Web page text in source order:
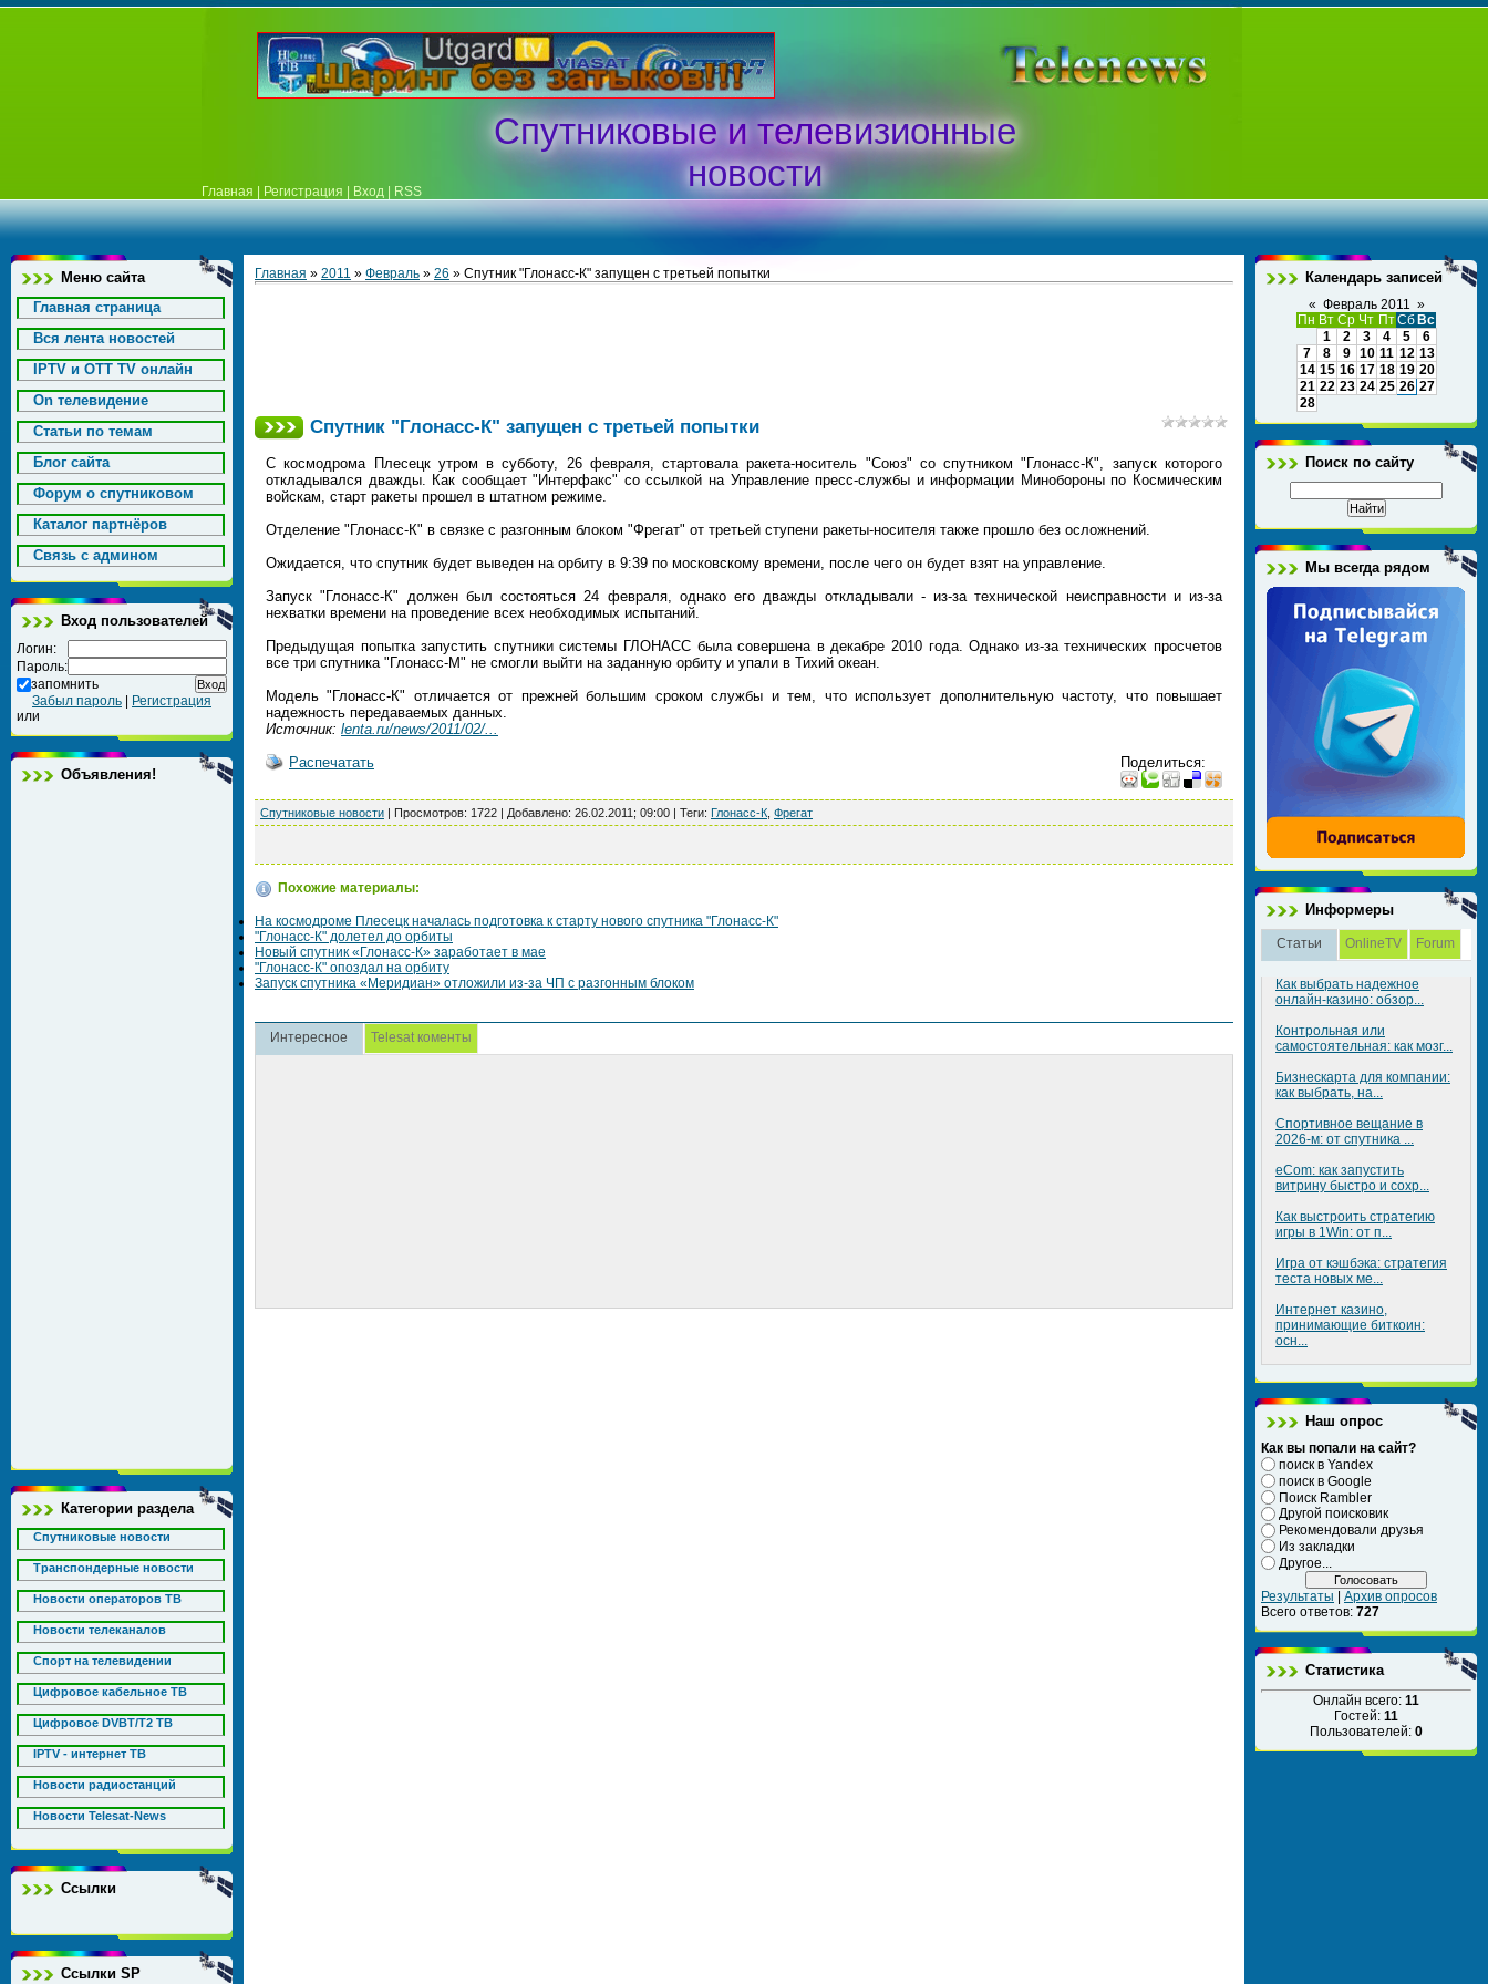
Спутниковые и телевизионные
новости
Главная Регистрация Вход RSS
Меню сайта
Главная страница
Вся лента новостей
IPTV и OTT TV онлайн
On телевидение
Статьи по темам
Блог сайта
Форум о спутниковом
Каталог партнёров
Cвязь с админом
Вход пользователей
Логин:
Пароль:
запомнить
Забыл пароль
Регистрация
или
Объявления!
Категории раздела
Спутниковые новости
Транспондерные новости
Новости операторов ТВ
Новости телеканалов
Спорт на телевидении
Цифровое кабельное ТВ
Цифровое DVBT/T2 ТВ
IPTV - интернет ТВ
Новости радиостанций
Новости Telesat-News
Ссылки
Ссылки SP
Главная » 2011 » Февраль » 26 » Спутник "Глонасс-К" запущен с третьей попытки
Спутник "Глонасс-К" запущен с третьей попытки
С космодрома Плесецк утром в субботу, 26 февраля, стартовала ракета-носитель "Союз" со спутником "Глонасс-К", запуск которого
откладывался дважды. Как сообщает "Интерфакс" со ссылкой на Управление пресс-службы и информации Минобороны по Космическим
войскам, старт ракеты прошел в штатном режиме.
Отделение "Глонасс-К" в связке с разгонным блоком "Фрегат" от третьей ступени ракеты-носителя также прошло без осложнений.
Ожидается, что спутник будет выведен на орбиту в 9:39 по московскому времени, после чего он будет взят на управление.
Запуск "Глонасс-К" должен был состояться 24 февраля, однако его дважды откладывали - из-за технической неисправности и из-за
нехватки времени на проведение всех необходимых испытаний.
Предыдущая попытка запустить спутники системы ГЛОНАСС была совершена в декабре 2010 года. Однако из-за технических просчетов
все три спутника "Глонасс-М" не смогли выйти на заданную орбиту и упали в Тихий океан.
Модель "Глонасс-К" отличается от прежней большим сроком службы и тем, что использует дополнительную частоту, что повышает
надежность передаваемых данных.
Источник: lenta.ru/news/2011/02/...
Распечатать
Поделиться:
Спутниковые новости | Просмотров: 1722 | Добавлено: 26.02.2011; 09:00 | Теги: Глонасс-К Фрегат
Похожие материалы:
На космодроме Плесецк началась подготовка к старту нового спутника "Глонасс-К"
"Глонасс-К" долетел до орбиты
Новый спутник «Глонасс-К» заработает в мае
"Глонасс-К" опоздал на орбиту
Запуск спутника «Меридиан» отложили из-за ЧП с разгонным блоком
Интересное Telesat коменты
Календарь записей
« Февраль 2011 »
Пн Вт Ср Чт ПтСб Вс
1
2 3 4 5
6
7
8 9 10 11 12 13
14 15 16 17 18 19 20
21 22 23 24 25 26 27
28
Поиск по сайту
Мы всегда рядом
Информеры
Статьи OnlineTV Forum
Как выбрать надежное
онлайн-казино: обзор...
Контрольная или
самостоятельная: как мозг...
Бизнескарта для компании:
как выбрать, на...
Спортивное вещание в
2026-м: от спутника ...
eCom: как запустить
витрину быстро и сохр...
Как выстроить стратегию
игры в 1Win: от п...
Игра от кэшбэка: стратегия
теста новых ме...
Интернет казино,
принимающие биткоин:
осн...
Наш опрос
Как вы попали на сайт?
поиск в Yandex
поиск в Google
Поиск Rambler
Другой поисковик
Рекомендовали друзья
Из закладки
Другое...
Результаты | Архив опросов
Всего ответов: 727
Статистика
Онлайн всего: 11
Гостей: 11
Пользователей: 0